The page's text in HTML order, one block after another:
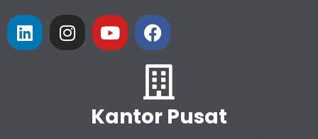
Kantor Pusat